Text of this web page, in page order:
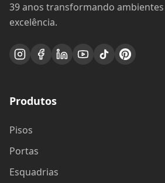
39 anos transformando
excelência.
Produtos
Pisos
Portas
Esquadrias